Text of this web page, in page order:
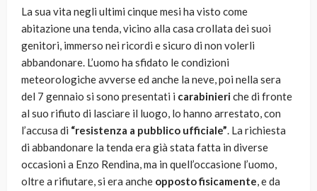
La sua vita negli ultimi cinque mesi ha visto come
abitazione una tenda, vicino alla casa crollata dei suoi
genitori, immerso nei ricordi e sicuro di non volerli
abbandonare. L’uomo ha sfidato le condizioni
meteorologiche avverse ed anche la neve, poi nella sera
del 7 gennaio si sono presentati i carabinieriche di fronte
al suo rifiuto di lasciare il luogo, lo hanno arrestato, con
l’accusa di “resistenza a pubblico ufficiale”. La richiesta
di abbandonare la tenda era già stata fatta in diverse
occasioni a Enzo Rendina, ma in quell’occasione l’uomo,
oltre a rifiutare, si era anche opposto fisicamente, e da